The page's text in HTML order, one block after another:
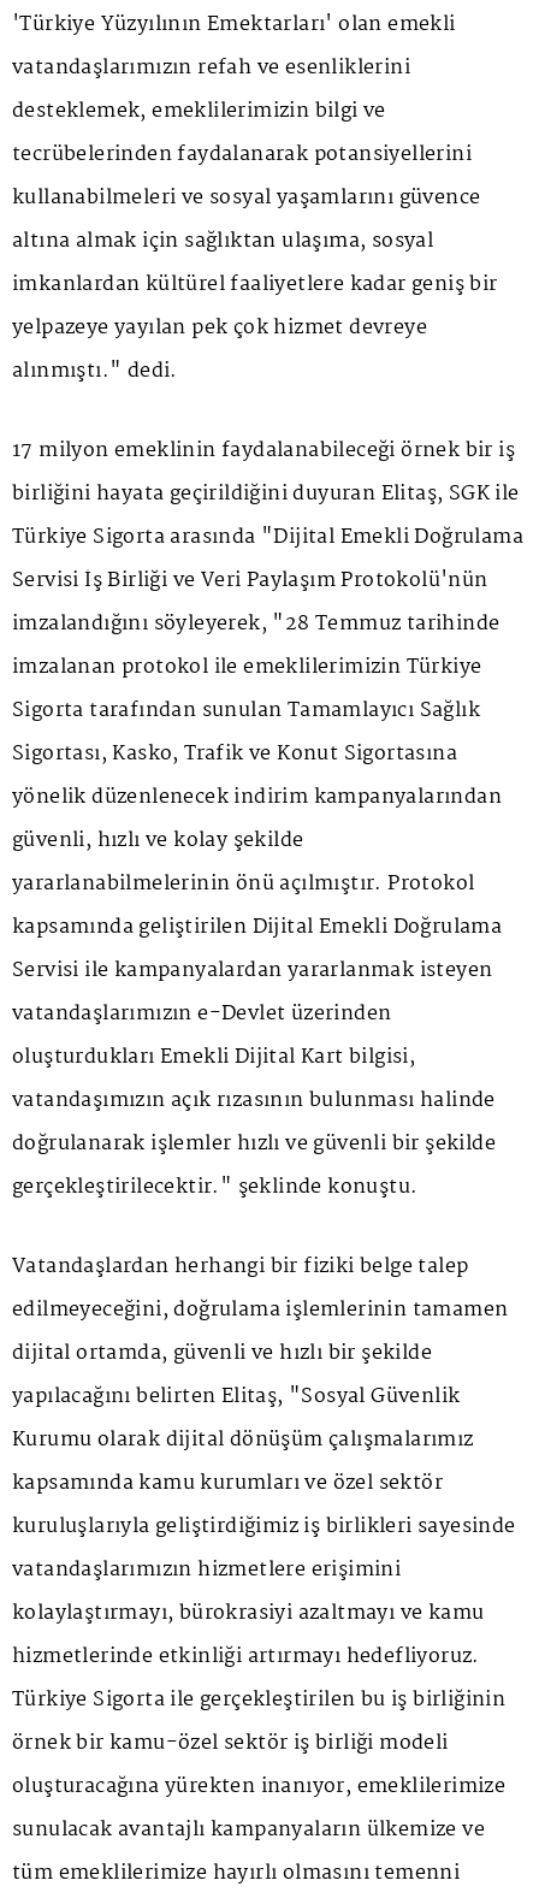
'Türkiye Yüzyılının Emektarları' olan emekli
vatandaşlarımızın refah ve esenliklerini
desteklemek, emeklilerimizin bilgi ve
tecrübelerinden faydalanarak potansiyellerini
kullanabilmeleri ve sosyal yaşamlarını güvence
altına almak için sağlıktan ulaşıma, sosyal
imkanlardan kültürel faaliyetlere kadar geniş bir
yelpazeye yayılan pek çok hizmet devreye
alınmıştı." dedi.
17 milyon emeklinin faydalanabileceği örnek bir iş
birliğini hayata geçirildiğini duyuran Elitaş, SGK ile
Türkiye Sigorta arasında "Dijital Emekli Doğrulama
Servisi İş Birliği ve Veri Paylaşım Protokolü'nün
imzalandığını söyleyerek, "28 Temmuz tarihinde
imzalanan protokol ile emeklilerimizin Türkiye
Sigorta tarafından sunulan Tamamlayıcı Sağlık
Sigortası, Kasko, Trafik ve Konut Sigortasına
yönelik düzenlenecek indirim kampanyalarından
güvenli, hızlı ve kolay şekilde
yararlanabilmelerinin önü açılmıştır. Protokol
kapsamında geliştirilen Dijital Emekli Doğrulama
Servisi ile kampanyalardan yararlanmak isteyen
vatandaşlarımızın e-Devlet üzerinden
oluşturdukları Emekli Dijital Kart bilgisi,
vatandaşımızın açık rızasının bulunması halinde
doğrulanarak işlemler hızlı ve güvenli bir şekilde
gerçekleştirilecektir." şeklinde konuştu.
Vatandaşlardan herhangi bir fiziki belge talep
edilmeyeceğini, doğrulama işlemlerinin tamamen
dijital ortamda, güvenli ve hızlı bir şekilde
yapılacağını belirten Elitaş, "Sosyal Güvenlik
Kurumu olarak dijital dönüşüm çalışmalarımız
kapsamında kamu kurumları ve özel sektör
kuruluşlarıyla geliştirdiğimiz iş birlikleri sayesinde
vatandaşlarımızın hizmetlere erişimini
kolaylaştırmayı, bürokrasiyi azaltmayı ve kamu
hizmetlerinde etkinliği artırmayı hedefliyoruz.
Türkiye Sigorta ile gerçekleştirilen bu iş birliğinin
örnek bir kamu-özel sektör iş birliği modeli
oluşturacağına yürekten inanıyor, emeklilerimize
sunulacak avantajlı kampanyaların ülkemize ve
tüm emeklilerimize hayırlı olmasını temenni